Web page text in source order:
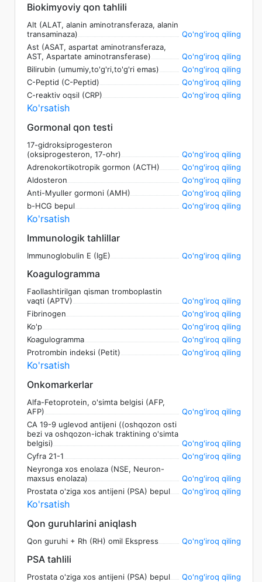
Biokimyoviy qon tahlili
Alt (ALAT, alanin aminotransferaza, alanin
transaminaza)
Qo'ng'iroq qiling
Ast (ASAT, aspartat aminotransferaza,
AST, Aspartate aminotransferase)
Qo'ng'iroq qiling
Bilirubin (umumiy,to'g'ri,to'g'ri emas)
Qo'ng'iroq qiling
C-Peptid (C-Peptid)
Qo'ng'iroq qiling
C-reaktiv oqsil (CRP)
Qo'ng'iroq qiling
Ko'rsatish
Gormonal qon testi
17-gidroksiprogesteron
(oksiprogesteron, 17-ohr)
Qo'ng'iroq qiling
Adrenokortikotropik gormon (ACTH)
Qo'ng'iroq qiling
Aldosteron
Qo'ng'iroq qiling
Anti-Myuller gormoni (AMH)
Qo'ng'iroq qiling
b-HCG bepul
Qo'ng'iroq qiling
Ko'rsatish
Immunologik tahlillar
Immunoglobulin E (IgE) Qo'ng'iroq qiling
Koagulogramma
Faollashtirilgan qisman tromboplastin
vaqti (APTV)
Qo'ng'iroq qiling
Fibrinogen
Qo'ng'iroq qiling
Ko'p
Qo'ng'iroq qiling
Koagulogramma
Qo'ng'iroq qiling
Protrombin indeksi (Petit)
Qo'ng'iroq qiling
Ko'rsatish
Onkomarkerlar
Alfa-Fetoprotein, o'simta belgisi (AFP,
AFP)
Qo'ng'iroq qiling
CA 19-9 uglevod antijeni ((oshqozon osti
bezi va oshqozon-ichak traktining o'simta
belgisi)
Qo'ng'iroq qiling
Cyfra 21-1
Qo'ng'iroq qiling
Neyronga xos enolaza (NSE, Neuron-
maxsus enolaza)
Qo'ng'iroq qiling
Prostata o'ziga xos antijeni (PSA) bepul
Qo'ng'iroq qiling
Ko'rsatish
Qon guruhlarini aniqlash
Qon guruhi + Rh (RH) omil Ekspress Qo'ng'iroq qiling
PSA tahlili
Prostata o'ziga xos antijeni (PSA) bepul
Qo'ng'iroq qiling